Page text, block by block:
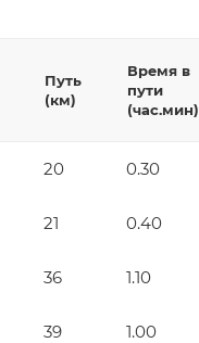
Путь
(км)
Время в
пути
(час.мин)
20 0.30
21 0.40
36 1.10
39 1.00